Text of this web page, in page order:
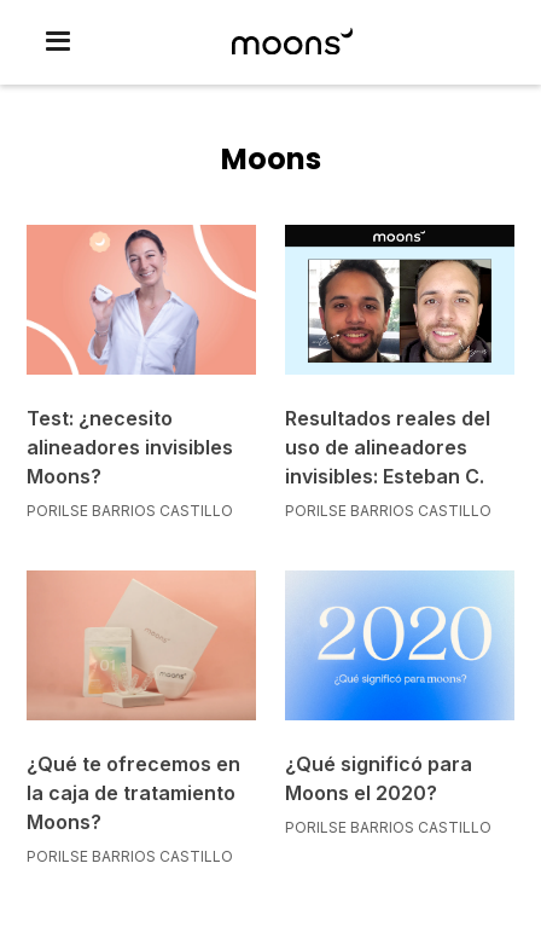
Moons
Test: ¿necesito
alineadores invisibles
Moons?
PORILSE BARRIOS CASTILLO
Resultados reales del
uso de alineadores
invisibles: Esteban C.
PORILSE BARRIOS CASTILLO
¿Qué te ofrecemos en
la caja de tratamiento
Moons?
PORILSE BARRIOS CASTILLO
¿Qué significó para
Moons el 2020?
PORILSE BARRIOS CASTILLO